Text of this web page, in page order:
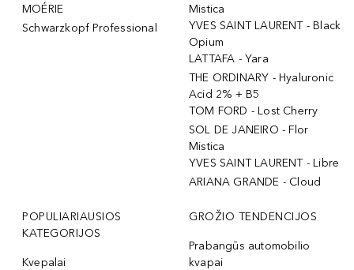
MOÉRIE
Schwarzkopf Professional
Mistica
YVES SAINT LAURENT - Black
Opium
LATTAFA - Yara
THE ORDINARY - Hyaluronic
Acid 2% + B5
TOM FORD - Lost Cherry
SOL DE JANEIRO - Flor
Mistica
YVES SAINT LAURENT - Libre
ARIANA GRANDE - Cloud
POPULIARIAUSIOS
KATEGORIJOS
Kvepalai
GROŽIO TENDENCIJOS
Prabangūs automobilio
kvapai